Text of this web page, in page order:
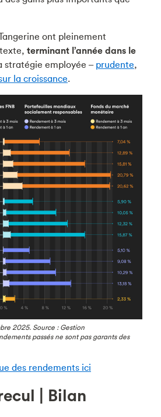
ont pleinement
terminant l’année dans le
stratégie employée – prudente,
la croissance.
2025. Source : Gestion
passés ne sont pas garants des
des rendements ici
| Bilan